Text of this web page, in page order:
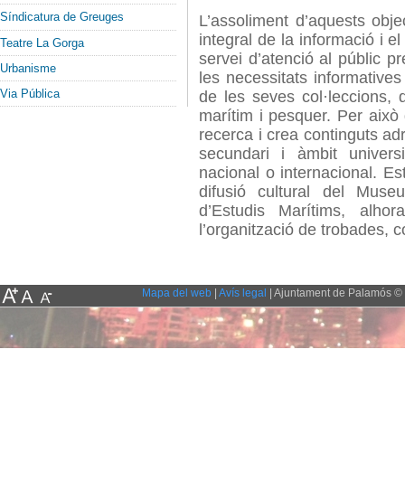
Síndicatura de Greuges
Teatre La Gorga
Urbanisme
Via Pública
L’assoliment d’aquests
integral de la informació i
servei d’atenció al públic
les necessitats
de les seves col·leccions,
marítim i pesquer. Per
recerca i crea continguts
secundari i àmbit
nacional o internacional.
difusió cultural del
d’Estudis Marítims,
l’organització de trobades,
Mapa del web Avís legal | Ajuntament de Palamós